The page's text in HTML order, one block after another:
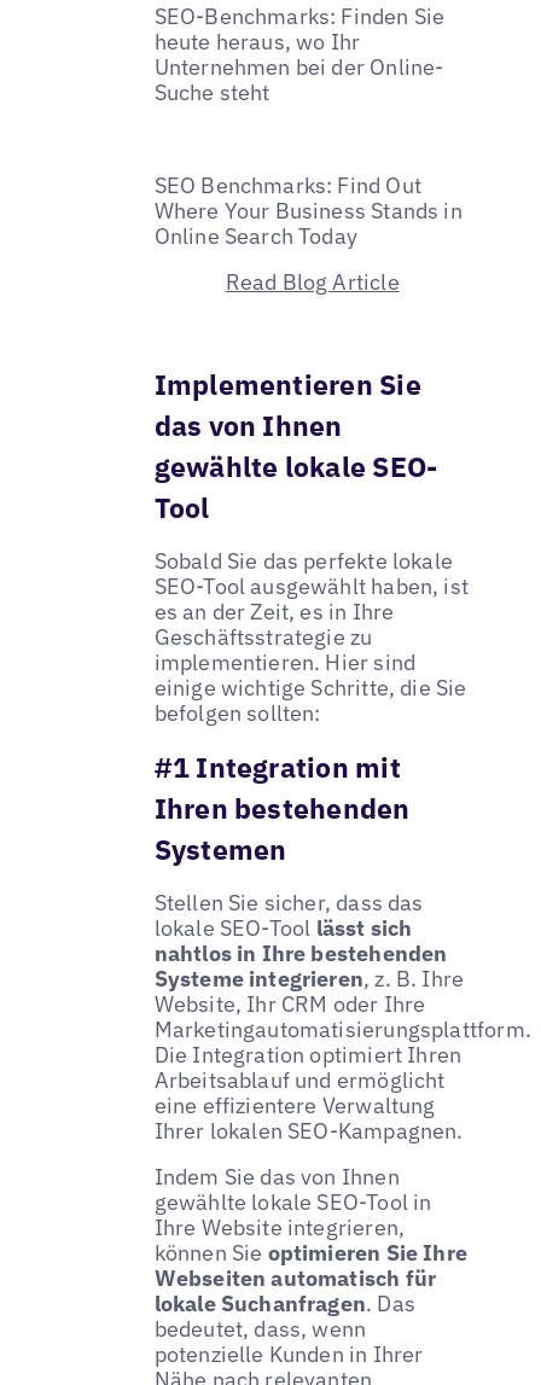
SEO-Benchmarks: Finden Sie
heute heraus, wo Ihr
Unternehmen bei der Online-
Suche steht
SEO Benchmarks: Find Out
Where Your Business Stands in
Online Search Today
Read Blog Article
Implementieren Sie
das von Ihnen
gewählte lokale SEO-
Tool
Sobald Sie das perfekte lokale
SEO-Tool ausgewählt haben, ist
es an der Zeit, es in Ihre
Geschäftsstrategie zu
implementieren. Hier sind
einige wichtige Schritte, die Sie
befolgen sollten:
#1 Integration mit
Ihren bestehenden
Systemen
Stellen Sie sicher, dass das
lokale SEO-Tool lässt sich
nahtlos in Ihre bestehenden
Systeme integrieren, z. B. Ihre
Website, Ihr CRM oder Ihre
Marketingautomatisierungsplattform.
Die Integration optimiert Ihren
Arbeitsablauf und ermöglicht
eine effizientere Verwaltung
Ihrer lokalen SEO-Kampagnen.
Indem Sie das von Ihnen
gewählte lokale SEO-Tool in
Ihre Website integrieren,
können Sie optimieren Sie Ihre
Webseiten automatisch für
lokale Suchanfragen. Das
bedeutet, dass, wenn
potenzielle Kunden in Ihrer